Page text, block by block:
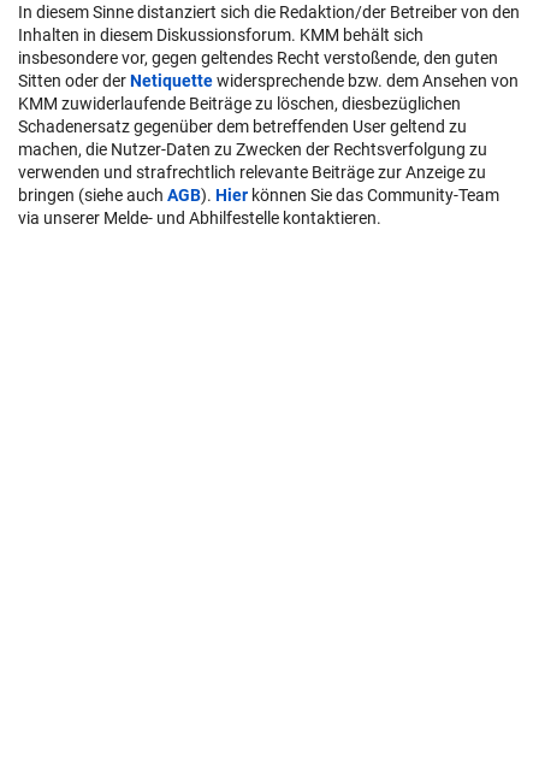
In diesem Sinne distanziert sich die Redaktion/der Betreiber von den
Inhalten in diesem Diskussionsforum. KMM behält sich
insbesondere vor, gegen geltendes Recht verstoßende, den guten
Sitten oder derNetiquettewidersprechende bzw. dem Ansehen von
KMM zuwiderlaufende Beiträge zu löschen, diesbezüglichen
Schadenersatz gegenüber dem betreffenden User geltend zu
machen, die Nutzer-Daten zu Zwecken der Rechtsverfolgung zu
verwenden und strafrechtlich relevante Beiträge zur Anzeige zu
bringen (siehe auch AGB). Hier können Sie das Community-Team
via unserer Melde- und Abhilfestelle kontaktieren.